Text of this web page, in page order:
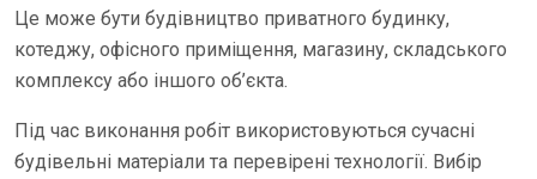
Це може бути будівництво приватного будинку,
котеджу, офісного приміщення, магазину, складського
комплексу або іншого об’єкта.
Під час виконання робіт використовуються сучасні
будівельні матеріали та перевірені технології. Вибір